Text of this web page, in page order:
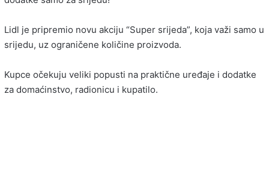
Lidl je pripremio novu akciju “Super srijeda”, koja važi samo u
srijedu, uz ograničene količine proizvoda.
Kupce očekuju veliki popusti na praktične uređaje i dodatke
za domaćinstvo, radionicu i kupatilo.